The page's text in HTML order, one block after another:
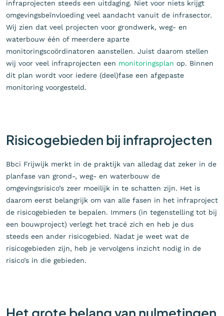
infraprojecten steeds een uitdaging. Niet voor niets krijgt
omgevingsbeïnvloeding veel aandacht vanuit de infrasector.
Wij zien dat veel projecten voor grondwerk, weg- en
waterbouw één of meerdere aparte
monitoringscoördinatoren aanstellen. Juist daarom stellen
wij voor veel infraprojecten een monitoringsplan op. Binnen
dit plan wordt voor iedere (deel)fase een afgepaste
monitoring voorgesteld.
Risicogebieden bij infraprojecten
Bbci Frijwijk merkt in de praktijk van alledag dat zeker in de
planfase van grond-, weg- en waterbouw de
omgevingsrisico’s zeer moeilijk in te schatten zijn. Het is
daarom eerst belangrijk om van alle fasen in het infraproject
de risicogebieden te bepalen. Immers (in tegenstelling tot bij
een bouwproject) verlegt het tracé zich en heb je dus
steeds een ander risicogebied. Nadat je weet wat de
risicogebieden zijn, heb je vervolgens inzicht nodig in de
risico’s in die gebieden.